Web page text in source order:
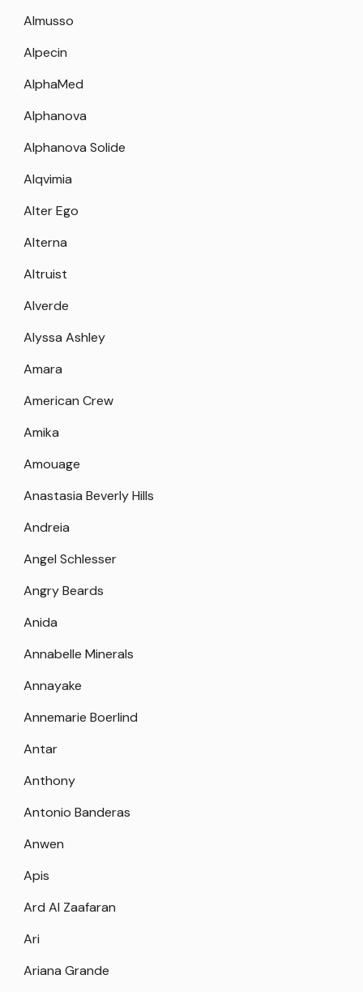
Almusso
Alpecin
AlphaMed
Alphanova
Alphanova Solide
Alqvimia
Alter Ego
Alterna
Altruist
Alverde
Alyssa Ashley
Amara
American Crew
Amika
Amouage
Anastasia Beverly Hills
Andreia
Angel Schlesser
Angry Beards
Anida
Annabelle Minerals
Annayake
Annemarie Boerlind
Antar
Anthony
Antonio Banderas
Anwen
Apis
Ard Al Zaafaran
Ari
Ariana Grande